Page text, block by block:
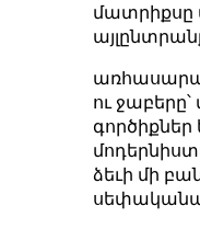
մատրիքսը
ու
ձեւի մի